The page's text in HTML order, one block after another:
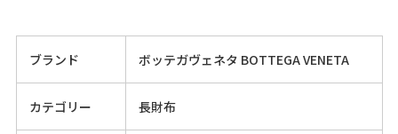
ブランド ボッテガヴェネタ BOTTEGA VENETA
カテゴリー 長財布